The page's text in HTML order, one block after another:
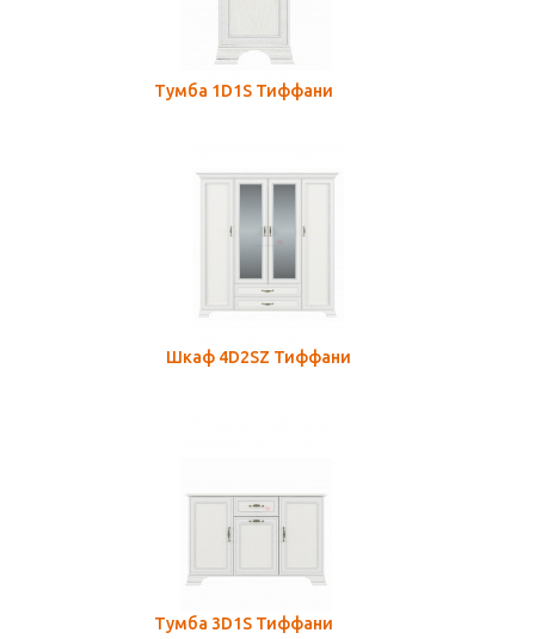
Тумба 1D1S Тиффани
Шкаф 4D2SZ Тиффани
Тумба 3D1S Тиффани